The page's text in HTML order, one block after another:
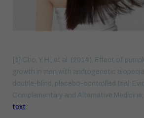
[1] Cho, Y. H., et al. (2014). Effect of
growth in men with androgenetic
double-blind, placebo-controlled trial.
Complementary and Alternative Medicine,
text